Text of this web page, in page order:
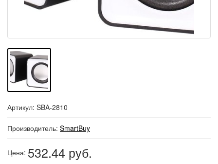
Артикул: SBA-2810
Производитель: SmartBuy
Цена: 532.44 руб.